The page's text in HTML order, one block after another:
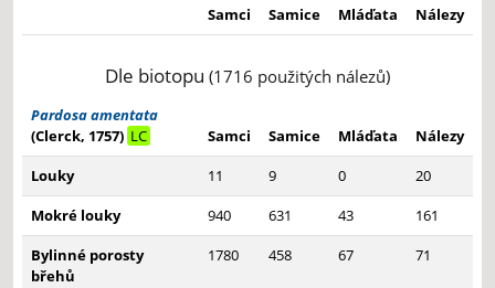
Samci
Samice Mláďata Nálezy
Dle biotopu (1716 použitých nálezů)
Pardosa amentata
(Clerck, 1757) LC Samci Samice Mláďata
Nálezy
Louky
11 9 0
20
Mokré louky
940 631 43
161
Bylinné porosty
břehů
1780 458 67 71